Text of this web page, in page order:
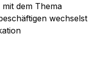
dem Thema
wechselst